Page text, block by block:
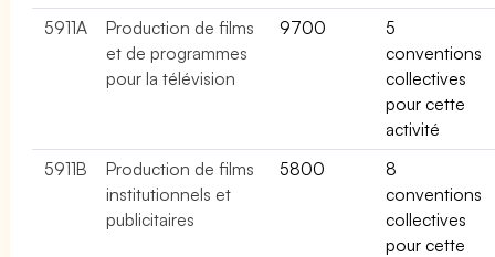
5911A
Production de films
et de programmes
pour la télévision
9700
5
conventions
collectives
pour cette
activité
5911B
Production de films
institutionnels et
publicitaires
5800
8
conventions
collectives
pour cette